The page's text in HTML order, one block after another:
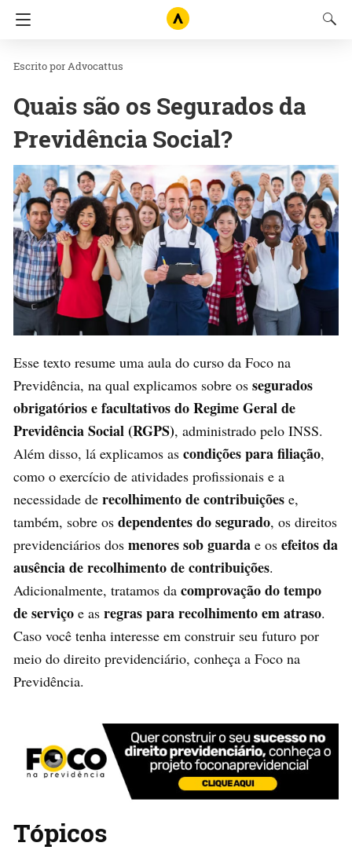
Advocattus
Quais são os Segurados da
Previdência Social?
Esse texto resume uma aula do curso da Foco na
Previdência, na qual explicamos sobre os segurados
obrigatórios e facultativos do Regime Geral de
Previdência Social (RGPS), administrado pelo INSS.
Além disso, lá explicamos as condições para filiação,
como o exercício de atividades profissionais e a
necessidade de recolhimento de contribuições e,
também, sobre os dependentes do segurado, os direitos
previdenciários dos menores sob guarda e os efeitos da
ausência de recolhimento de contribuições.
Adicionalmente, tratamos da comprovação do tempo
de serviço e as regras para recolhimento em atraso.
Caso você tenha interesse em construir seu futuro por
meio do direito previdenciário, conheça a Foco na
Previdência.
Tópicos